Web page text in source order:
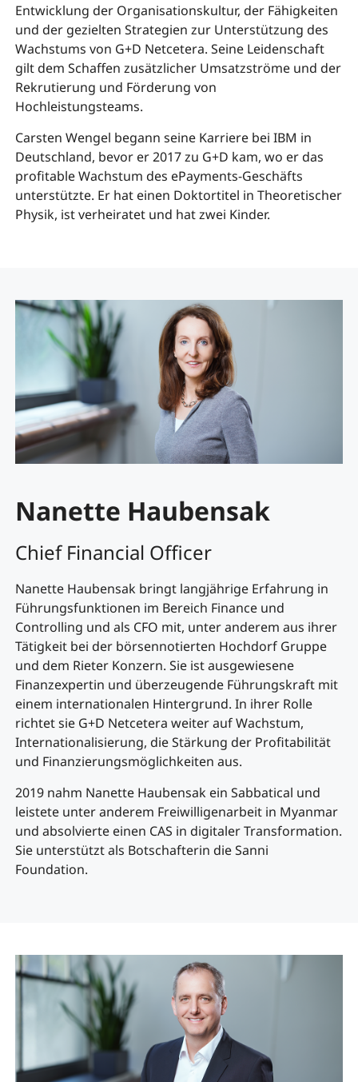
Entwicklung der Organisationskultur, der Fähigkeiten
und der gezielten Strategien zur Unterstützung des
Wachstums von G+D Netcetera. Seine Leidenschaft
gilt dem Schaffen zusätzlicher Umsatzströme und der
Rekrutierung und Förderung von
Hochleistungsteams.
Carsten Wengel begann seine Karriere bei IBM in
Deutschland, bevor er 2017 zu G+D kam, wo er das
profitable Wachstum des ePayments-Geschäfts
unterstützte. Er hat einen Doktortitel in Theoretischer
Physik, ist verheiratet und hat zwei Kinder.
Nanette Haubensak
Chief Financial Officer
Nanette Haubensak bringt langjährige Erfahrung in
Führungsfunktionen im Bereich Finance und
Controlling und als CFO mit, unter anderem aus ihrer
Tätigkeit bei der börsennotierten Hochdorf Gruppe
und dem Rieter Konzern. Sie ist ausgewiesene
Finanzexpertin und überzeugende Führungskraft mit
einem internationalen Hintergrund. In ihrer Rolle
richtet sie G+D Netcetera weiter auf Wachstum,
Internationalisierung, die Stärkung der Profitabilität
und Finanzierungsmöglichkeiten aus.
2019 nahm Nanette Haubensak ein Sabbatical und
leistete unter anderem Freiwilligenarbeit in Myanmar
und absolvierte einen CAS in digitaler Transformation.
Sie unterstützt als Botschafterin die Sanni
Foundation.